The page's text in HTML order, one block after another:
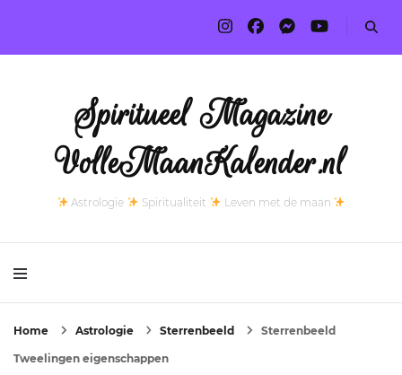
Spiritueel Magazine
VolleMaanKalender.nl
Astrologie Spiritualiteit Leven met de maan
Home Astrologie Sterrenbeeld Sterrenbeeld
Tweelingen eigenschappen